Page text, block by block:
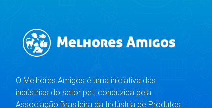
O Melhores Amigos é uma iniciativa das
indústrias do setor pet, conduzida pela
Associação Brasileira da Indústria de Produtos